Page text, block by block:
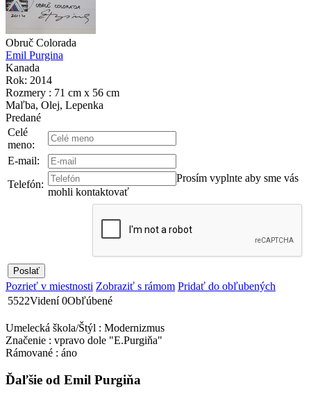
Obruč Colorada
Emil Purgina
Kanada
Rok: 2014
Rozmery : 71 cm x 56 cm
Maľba, Olej, Lepenka
Predané
Celé
meno:
E-mail:
Telefón:
Prosím vyplnte aby sme vás
mohli kontaktovať
Pozrieť v miestnosti Zobraziť s rámom Pridať do obľubených
5522Videní 0Obľúbené
Umelecká škola/Štýl : Modernizmus
Značenie : vpravo dole "E.Purgiňa"
Rámované : áno
Ďaľšie od Emil Purgiňa